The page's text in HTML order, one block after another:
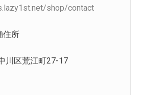
shop/contact
住所
川区荒江町27-17